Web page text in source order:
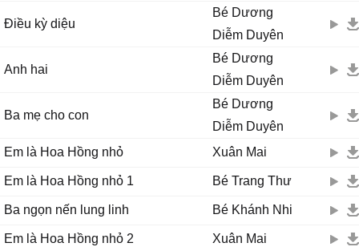
Điều kỳ diệu
Bé Dương
Diễm Duyên
Anh hai
Bé Dương
Diễm Duyên
Ba mẹ cho con
Bé Dương
Diễm Duyên
Em là Hoa Hồng nhỏ
Xuân Mai
Em là Hoa Hồng nhỏ 1 Bé Trang Thư
Ba ngọn nến lung linh Bé Khánh Nhi
Em là Hoa Hồng nhỏ 2 Xuân Mai